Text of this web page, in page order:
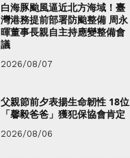
白海豚颱風逼近北方海域！臺
灣港務提前部署防颱整備 周永
暉董事長親自主持應變整備會
議
2026/08/07
父親節前夕表揚生命韌性 18位
「馨毅爸爸」獲犯保協會肯定
2026/08/06